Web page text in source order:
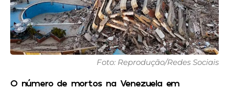
Foto: Reprodução/Redes Sociais
O número de mortos na Venezuela em